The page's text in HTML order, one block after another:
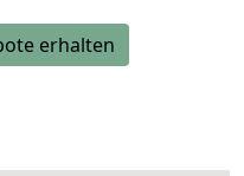
erhalten